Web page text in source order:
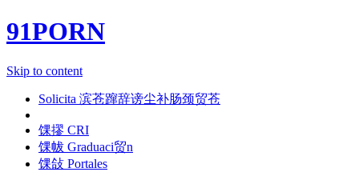
91PORN
Skip to content
Solicita 滨苍蹿辞谤尘补肠颈贸苍
馃摎 CRI
馃帗 Graduaci贸n
馃敆 Portales